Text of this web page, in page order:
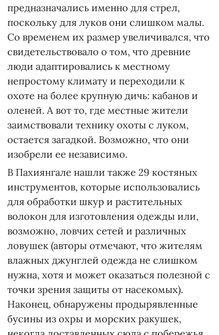
предназначались именно для стрел,
поскольку для луков они слишком малы.
Со временем их размер увеличивался, что
свидетельствовало о том, что древние
люди адаптировались к местному
непростому климату и переходили к
охоте на более крупную дичь: кабанов и
оленей. А вот то, где местные жители
заимствовали технику охоты с луком,
остается загадкой. Возможно, что они
изобрели ее независимо.
В Пахиянгале нашли также 29 костяных
инструментов, которые использовались
для обработки шкур и растительных
волокон для изготовления одежды или,
возможно, ловчих сетей и различных
ловушек (авторы отмечают, что жителям
влажных джунглей одежда не слишком
нужна, хотя и может оказаться полезной с
точки зрения защиты от насекомых).
Наконец, обнаружены продырявленные
бусины из охры и морских ракушек,